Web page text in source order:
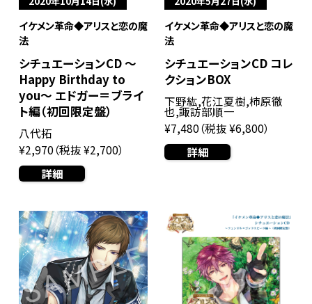
イケメン革命◆アリスと恋の魔
法
シチュエーションCD ～
Happy Birthday to
you～ エドガー＝ブライ
ト編（初回限定盤）
八代拓
¥2,970（税抜 ¥2,700）
詳細
イケメン革命◆アリスと恋の魔
法
シチュエーションCD コレ
クションBOX
下野紘,花江夏樹,柿原徹
也,諏訪部順一
¥7,480（税抜 ¥6,800）
詳細